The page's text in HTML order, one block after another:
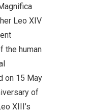
Leo XIV
the human
on 15 May
of
XIII’s